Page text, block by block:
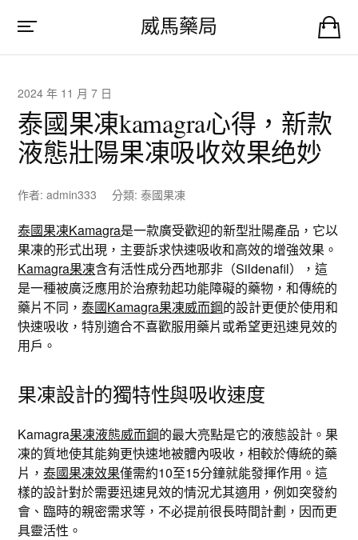
威馬藥局
2024 年 11 月 7 日
泰國果凍kamagra心得，新款
液態壯陽果凍吸收效果绝妙
作者:admin333 分類: 泰國果凍
泰國果凍Kamagra是一款廣受歡迎的新型壯陽產品，它以
果凍的形式出現，主要訴求快速吸收和高效的增強效果。
Kamagra果凍含有活性成分西地那非（Sildenafil），這
是一種被廣泛應用於治療勃起功能障礙的藥物，和傳統的
藥片不同，泰國Kamagra果凍威而鋼的設計更便於使用和
快速吸收，特別適合不喜歡服用藥片或希望更迅速見效的
用戶。
果凍設計的獨特性與吸收速度
Kamagra果凍液態威而鋼的最大亮點是它的液態設計。果
凍的質地使其能夠更快速地被體內吸收，相較於傳統的藥
片，泰國果凍效果僅需約10至15分鐘就能發揮作用。這
樣的設計對於需要迅速見效的情況尤其適用，例如突發約
會、臨時的親密需求等，不必提前很長時間計劃，因而更
具靈活性。